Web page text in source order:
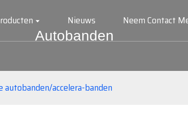
Nieuws Neem Contact
Autobanden
autobanden/accelera-banden